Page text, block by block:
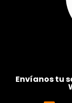
Envíanos tu